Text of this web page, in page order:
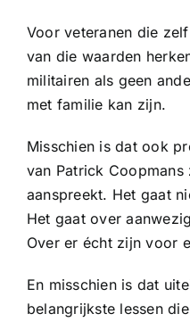
Voor veteranen die
van die waarden
militairen als geen
met familie kan zijn.
Misschien is dat ook
van Patrick Coopmans
aanspreekt. Het gaat
Het gaat over
Over er écht zijn voor
En misschien is dat
belangrijkste lessen